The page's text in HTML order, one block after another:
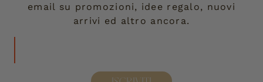
email su promozioni, idee regalo, nuovi
arrivi ed altro ancora.